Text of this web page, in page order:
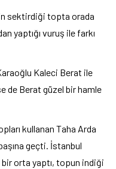
sektirdiği topta orada
yaptığı vuruş ile farkı
Kaleci Berat ile
de Berat güzel bir hamle
kullanan Taha Arda
geçti. İstanbul
orta yaptı, topun indiği